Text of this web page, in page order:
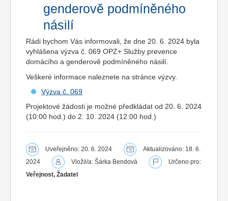
genderově podmíněného
násilí
Rádi bychom Vás informovali, že dne 20. 6. 2024 byla
vyhlášena výzva č. 069 OPZ+ Služby prevence
domácího a genderově podmíněného násilí.
Veškeré informace naleznete na stránce výzvy.
Výzva č. 069
Projektové žádosti je možné předkládat od 20. 6. 2024
(10:00 hod.) do 2. 10. 2024 (12:00 hod.)
Uveřejněno: 20. 6. 2024
Aktualizováno: 18. 6.
2024
Vložil/a: Šárka Bendová
Určeno pro:
Veřejnost, Žadatel